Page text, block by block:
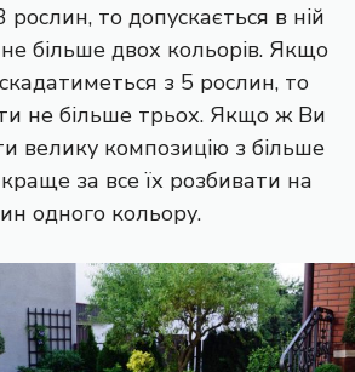
то допускається в ній
більше двох кольорів. Якщо
з 5 рослин, то
не більше трьох. Якщо ж Ви
велику композицію з більше
за все їх розбивати на
одного кольору.